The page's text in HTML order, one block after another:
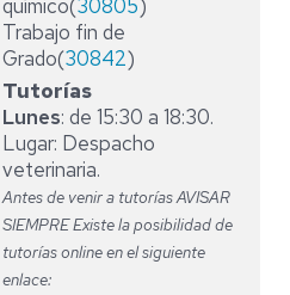
químico(30805)
Trabajo fin de
Grado(30842)
Tutorías
Lunes: de 15:30 a 18:30.
Lugar: Despacho
veterinaria.
Antes de venir a tutorías AVISAR
SIEMPRE Existe la posibilidad de
tutorías online en el siguiente
enlace: